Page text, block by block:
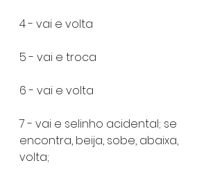
4 - vai e volta
5 - vai e troca
6 - vai e volta
7 - vai e selinho acidental; se
encontra, beija, sobe, abaixa,
volta;